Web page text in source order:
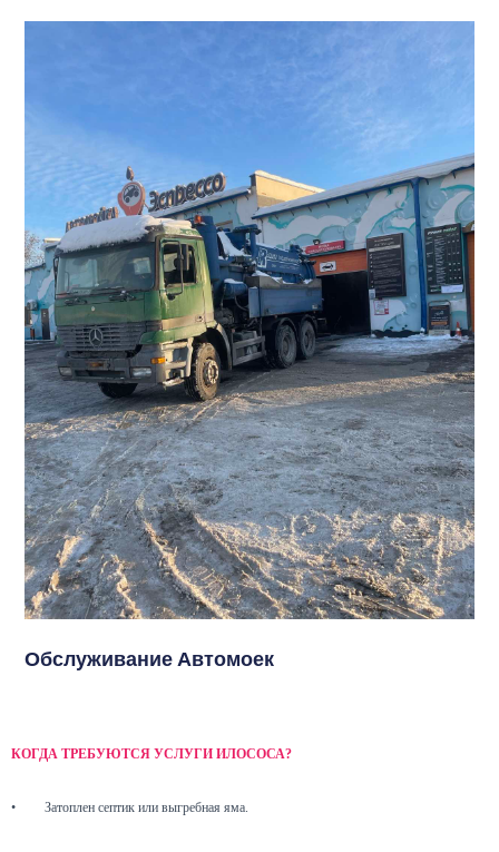
Обслуживание Автомоек
КОГДА ТРЕБУЮТСЯ УСЛУГИ ИЛОСОСА?
• Затоплен септик или выгребная яма.